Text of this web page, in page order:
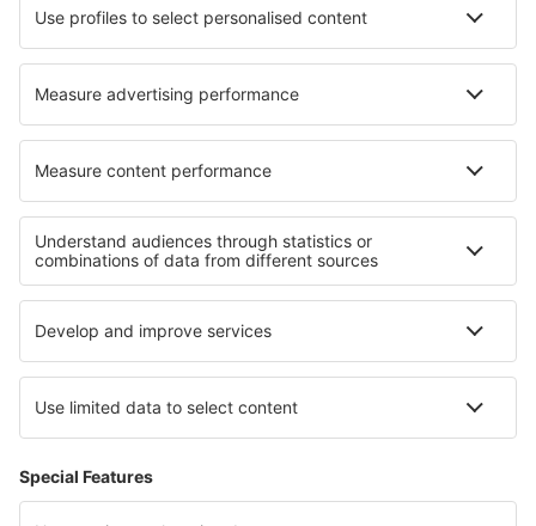
Hoteluri în Cléden-Cap-Sizun Hoteluri în Cavagnac
Hoteluri în Pasohlávky Hoteluri Michałkowa
Hoteluri în Eisenberg Hoteluri în Torri del Benaco
Hoteluri în Pitimbu Hoteluri în Fiuggi
Cele mai bune hoteluri - regiuni
Hoteluri în Irlanda Hoteluri in Plevna
Hoteluri În Sandanski județul Hoteluri in Aegean Riviera